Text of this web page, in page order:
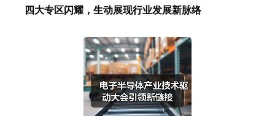
四大专区闪耀，生动展现行业发展新脉络